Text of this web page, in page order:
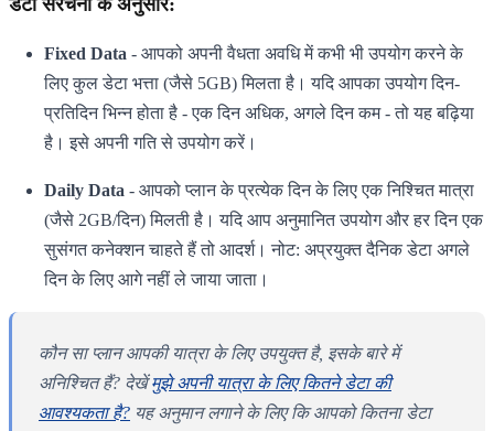
Fixed Data - आपको अपनी वैधता अवधि में कभी भी उपयोग करने के
लिए कुल डेटा भत्ता (जैसे 5GB) मिलता है। यदि आपका उपयोग दिन-
प्रतिदिन भिन्न होता है - एक दिन अधिक, अगले दिन कम - तो यह बढ़िया
है। इसे अपनी गति से उपयोग करें।
Daily Data - आपको प्लान के प्रत्येक दिन के लिए एक निश्चित मात्रा
(जैसे 2GB/दिन) मिलती है। यदि आप अनुमानित उपयोग और हर दिन एक
सुसंगत कनेक्शन चाहते हैं तो आदर्श। नोट: अप्रयुक्त दैनिक डेटा अगले
दिन के लिए आगे नहीं ले जाया जाता।
कौन सा प्लान आपकी यात्रा के लिए उपयुक्त है, इसके बारे में
अनिश्चित हैं? देखेंमुझे अपनी यात्रा के लिए कितने डेटा की
आवश्यकता है? यह अनुमान लगाने के लिए कि आपको कितना डेटा